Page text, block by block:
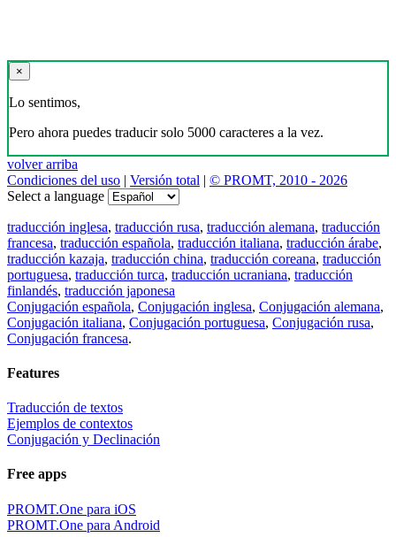
×
Lo sentimos,
Pero ahora puedes traducir solo 5000 caracteres a la vez.
volver arriba
Condiciones del uso | Versión total | © PROMT, 2010 - 2026
Select a language
traducción inglesa, traducción rusa, traducción alemana, traducción
francesa, traducción española, traducción italiana, traducción árabe,
traducción kazaja, traducción china, traducción coreana, traducción
portuguesa, traducción turca, traducción ucraniana, traducción
finlandés, traducción japonesa
Conjugación española, Conjugación inglesa, Conjugación alemana,
Conjugación italiana, Conjugación portuguesa, Conjugación rusa,
Conjugación francesa.
Features
Traducción de textos
Ejemplos de contextos
Conjugación y Declinación
Free apps
PROMT.One para iOS
PROMT.One para Android